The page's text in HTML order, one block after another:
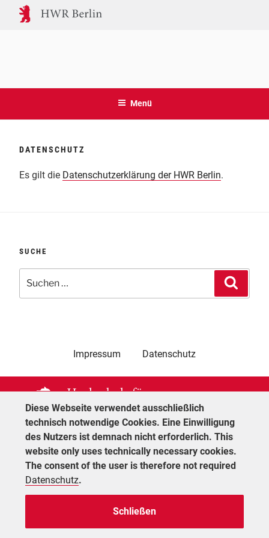
Inhalt
SOLARBERLIN
Menü
DATENSCHUTZ
Es gilt die Datenschutzerklärung der HWR Berlin.
SUCHE
nach:
Impressum Datenschutz
Diese Webseite verwendet ausschließlich
technisch notwendige Cookies. Eine Einwilligung
des Nutzers ist demnach nicht erforderlich. This
website only uses technically necessary cookies.
The consent of the user is therefore not required
Datenschutz.
Schließen